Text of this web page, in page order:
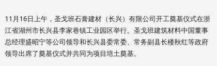
11月16日上午，圣戈班石膏建材（长兴）有限公司开工奠基仪式在浙
江省湖州市长兴县李家巷镇工业园区举行。圣戈班建筑材料中国董事
总经理盛昭宁等公司领导和长兴县委常委、常务副县长楼秋红等政府
领导出席了奠基仪式并共同为项目培土奠基。